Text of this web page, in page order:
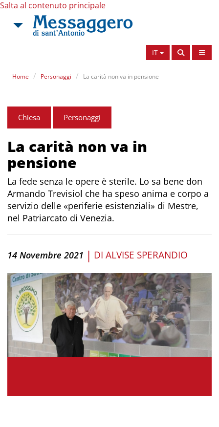
Salta al contenuto principale
IT
Home Personaggi La carità non va in pensione
Chiesa Personaggi
La carità non va in
pensione
La fede senza le opere è sterile. Lo sa bene don
Armando Trevisiol che ha speso anima e corpo a
servizio delle «periferie esistenziali» di Mestre,
nel Patriarcato di Venezia.
14 Novembre 2021 | DI ALVISE SPERANDIO